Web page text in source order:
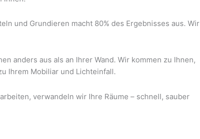
und Grundieren macht 80% des Ergebnisses aus. Wir
anders aus als an Ihrer Wand. Wir kommen zu Ihnen,
Ihrem Mobiliar und Lichteinfall.
verwandeln wir Ihre Räume – schnell, sauber